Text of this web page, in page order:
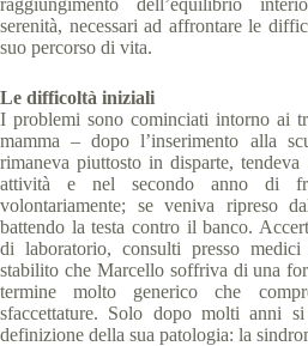
raggiungimento dell’equilibrio
serenità, necessari ad affrontare le
suo percorso di vita.
Le difficoltà iniziali
I problemi sono cominciati intorno ai
mamma – dopo l’inserimento alla
rimaneva piuttosto in disparte,
attività e nel secondo anno di
volontariamente; se veniva ripreso
battendo la testa contro il banco.
di laboratorio, consulti presso
stabilito che Marcello soffriva di una
termine molto generico che
sfaccettature. Solo dopo molti anni
definizione della sua patologia: la